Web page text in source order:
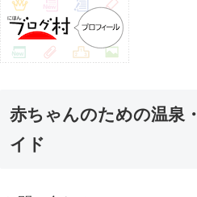
赤ちゃんのための温泉
イド